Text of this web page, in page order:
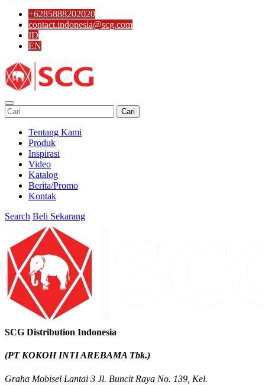
+6285888202020
contact.indonesia@scg.com
ID
EN
Cari
Tentang Kami
Produk
Inspirasi
Video
Katalog
Berita/Promo
Kontak
Search Beli Sekarang
SCG Distribution Indonesia
(PT KOKOH INTI AREBAMA Tbk.)
Graha Mobisel Lantai 3 Jl. Buncit Raya No. 139, Kel.